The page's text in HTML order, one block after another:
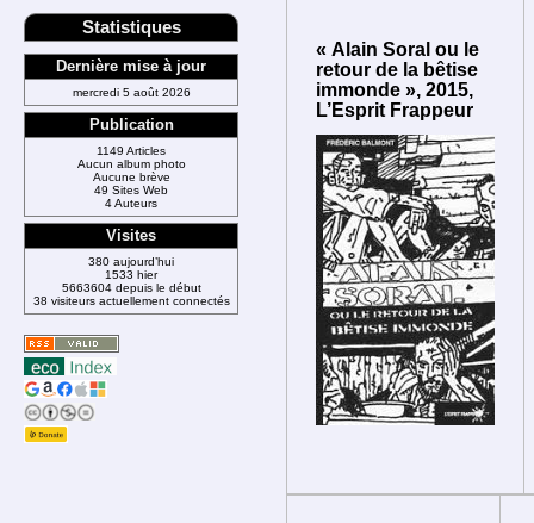
« Alain Soral ou le
retour de la bêtise
immonde », 2015,
L’Esprit Frappeur
Statistiques
Dernière mise à jour
mercredi 5 août 2026
Publication
1149 Articles
Aucun album photo
Aucune brève
49 Sites Web
4 Auteurs
Visites
380 aujourd’hui
1533 hier
5663604 depuis le début
38 visiteurs actuellement connectés